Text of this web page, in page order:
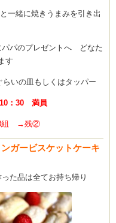
一緒に焼きうまみを引き出
パパのプレゼントへ どなた
す
いの皿もしくはタッパー
：30 満員
8組 →残②
ービスケットケーキ
た品は全てお持ち帰り